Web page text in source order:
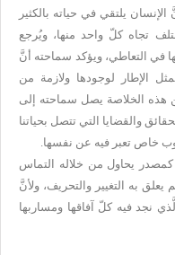
يلتقي في حياته بالكثير
تجاه كلّ واحد منها، ويُرجع
في التعاطي، ويؤكد سماحته أنَّ
الإطار لوجودها ولازمة من
هذه الخلاصة يصل سماحته إلى
والقضايا التي تتصل بحياتنا
خاص تعبر فيه عن نفسها
يحاول من خلاله التماس
به التغيير والتحريف، ولأنَّ
نجد فيه كلّ آفاقها ومساربها